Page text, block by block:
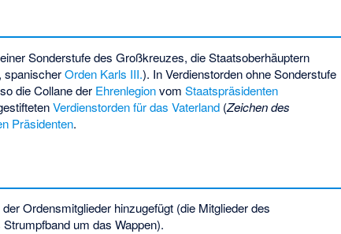
einer Sonderstufe des Großkreuzes, die Staatsoberhäuptern
, spanischerOrden Karls III.). In Verdienstorden ohne Sonderstufe
die Collane der EhrenlegionvomStaatspräsidenten
Verdienstorden für das Vaterland (Zeichen des
Präsidenten.
Ordensmitglieder hinzugefügt (die Mitglieder des
um das Wappen).